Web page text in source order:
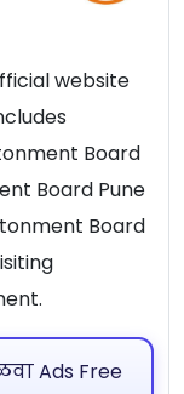
website
Board
Board Pune
Board
Ads Free